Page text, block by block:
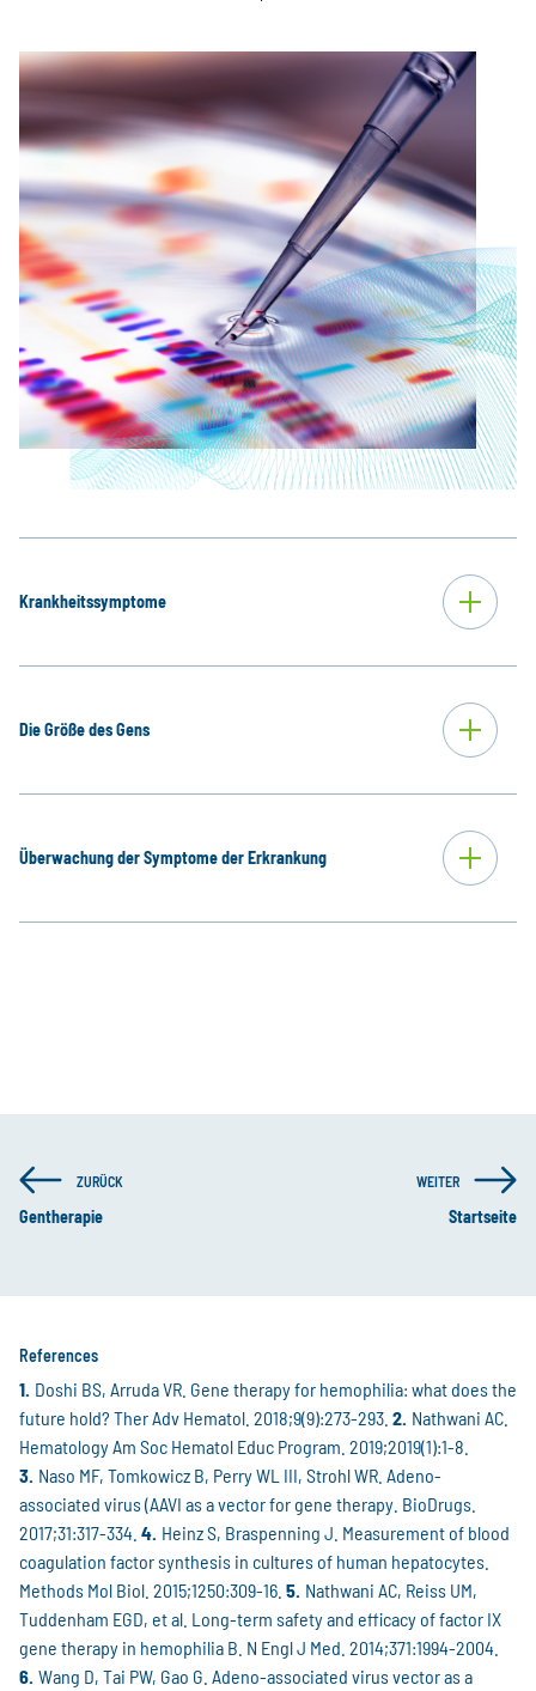
Krankheitssymptome
Die Größe des Gens
Überwachung der Symptome der Erkrankung
ZURÜCK
Gentherapie
WEITER
Startseite
References
Doshi BS, Arruda VR. Gene therapy for hemophilia: what does the
future hold? Ther Adv Hematol. 2018;9(9):273-293.
Nathwani AC.
Hematology Am Soc Hematol Educ Program. 2019;2019(1):1-8.
Naso MF, Tomkowicz B, Perry WL III, Strohl WR. Adeno-
associated virus (AAVI as a vector for gene therapy. BioDrugs.
2017;31:317-334.
Heinz S, Braspenning J. Measurement of blood
coagulation factor synthesis in cultures of human hepatocytes.
Methods Mol Biol. 2015;1250:309-16.
Nathwani AC, Reiss UM,
Tuddenham EGD, et al. Long-term safety and efficacy of factor IX
gene therapy in hemophilia B. N Engl J Med. 2014;371:1994-2004.
Wang D, Tai PW, Gao G. Adeno-associated virus vector as a